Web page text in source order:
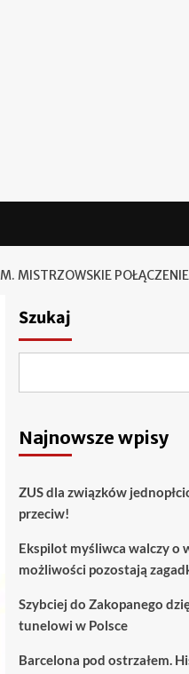
MISTRZOWSKIE POŁĄCZENIE
Szukaj
Najnowsze wpisy
ZUS dla związków
przeciw!
Ekspilot myśliwca walczy o
możliwości pozostają
Szybciej do Zakopanego
tunelowi w Polsce
Barcelona pod ostrzałem.